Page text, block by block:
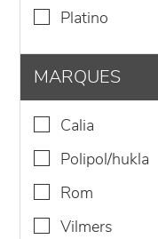
platino
MARQUES
calia
polipol/hukla
rom
vilmers